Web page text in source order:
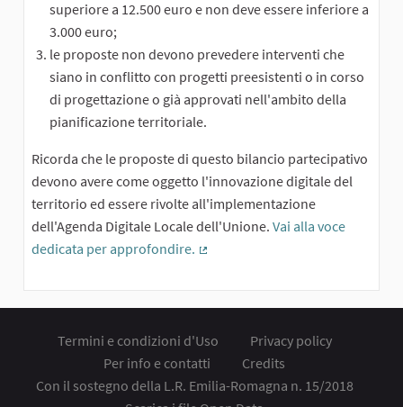
superiore a 12.500 euro e non deve essere inferiore a
3.000 euro;
le proposte non devono prevedere interventi che
siano in conflitto con progetti preesistenti o in corso
di progettazione o già approvati nell'ambito della
pianificazione territoriale.
Ricorda che le proposte di questo bilancio partecipativo
devono avere come oggetto l'innovazione digitale del
territorio ed essere rivolte all'implementazione
dell'Agenda Digitale Locale dell'Unione. Vai alla voce
dedicata per approfondire.
Termini e condizioni d'Uso
Privacy policy
Per info e contatti
Credits
Con il sostegno della L.R. Emilia-Romagna n. 15/2018